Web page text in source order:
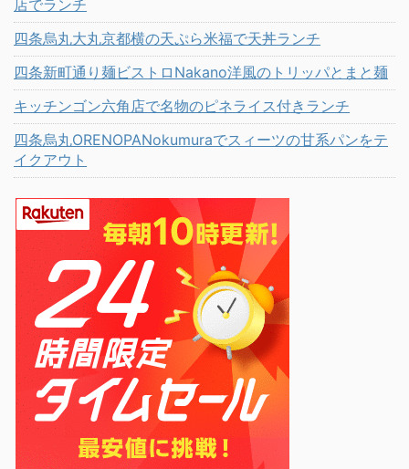
店でランチ
四条烏丸大丸京都横の天ぷら米福で天丼ランチ
四条新町通り麺ビストロNakano洋風のトリッパとまと麺
キッチンゴン六角店で名物のピネライス付きランチ
四条烏丸ORENOPANokumuraでスィーツの甘系パンをテ
イクアウト